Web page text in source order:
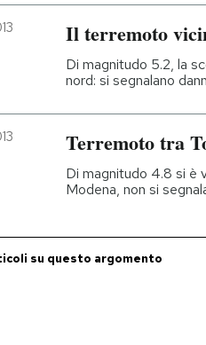
Il terremoto
Di magnitudo 5.2, la
nord: si segnalano
Terremoto tra
Di magnitudo 4.8 si è
Modena, non si
su questo argomento